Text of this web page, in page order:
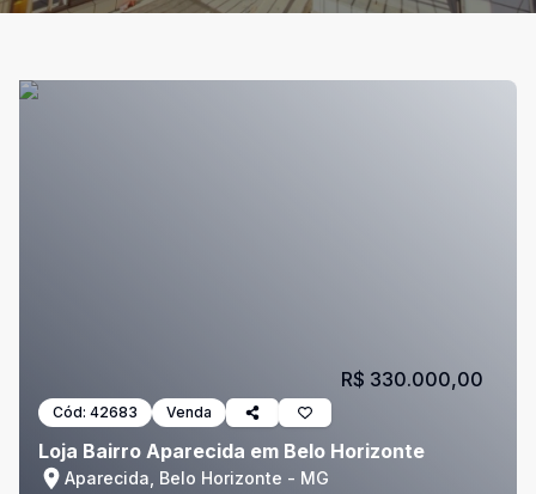
Cód: 42683 Venda
Loja Bairro Aparecida em Belo Horizonte
Aparecida, Belo Horizonte - MG
R$ 330.000,00